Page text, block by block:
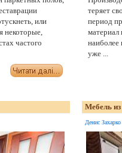
или
некоторые,
частого
теряет
период
наиболее
уже ...
Мебель
Денис Захарко